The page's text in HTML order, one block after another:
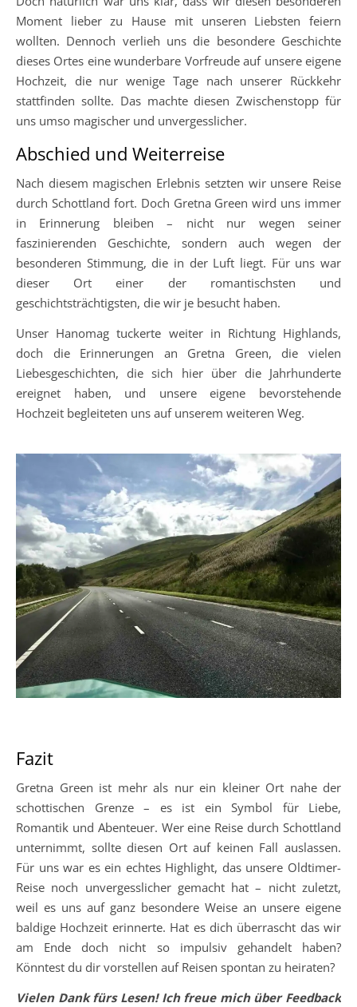
Moment lieber zu Hause mit unseren Liebsten feiern
wollten. Dennoch verlieh uns die besondere Geschichte
dieses Ortes eine wunderbare Vorfreude auf unsere eigene
Hochzeit, die nur wenige Tage nach unserer Rückkehr
stattfinden sollte. Das machte diesen Zwischenstopp für
uns umso magischer und unvergesslicher.
Abschied und Weiterreise
Nach diesem magischen Erlebnis setzten wir unsere Reise
durch Schottland fort. Doch Gretna Green wird uns immer
in Erinnerung bleiben – nicht nur wegen seiner
faszinierenden Geschichte, sondern auch wegen der
besonderen Stimmung, die in der Luft liegt. Für uns war
dieser Ort einer der romantischsten und
geschichtsträchtigsten, die wir je besucht haben.
Unser Hanomag tuckerte weiter in Richtung Highlands,
doch die Erinnerungen an Gretna Green, die vielen
Liebesgeschichten, die sich hier über die Jahrhunderte
ereignet haben, und unsere eigene bevorstehende
Hochzeit begleiteten uns auf unserem weiteren Weg.
Fazit
Gretna Green ist mehr als nur ein kleiner Ort nahe der
schottischen Grenze – es ist ein Symbol für Liebe,
Romantik und Abenteuer. Wer eine Reise durch Schottland
unternimmt, sollte diesen Ort auf keinen Fall auslassen.
Für uns war es ein echtes Highlight, das unsere Oldtimer-
Reise noch unvergesslicher gemacht hat – nicht zuletzt,
weil es uns auf ganz besondere Weise an unsere eigene
baldige Hochzeit erinnerte. Hat es dich überrascht das wir
am Ende doch nicht so impulsiv gehandelt haben?
Könntest du dir vorstellen auf Reisen spontan zu heiraten?
Vielen Dank fürs Lesen! Ich freue mich über Feedback